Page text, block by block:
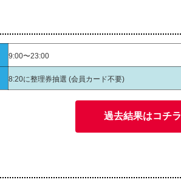
9:00〜23:00
8:20に整理券抽選 (会員カード不要)
過去結果はコチラ